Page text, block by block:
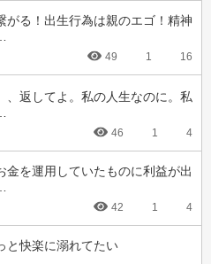
がる！出生行為は親のエゴ！精神
49 1 16
、返してよ。私の人生なのに。私
46 1 4
を運用していたものに利益が出
42 1 4
と快楽に溺れてたい